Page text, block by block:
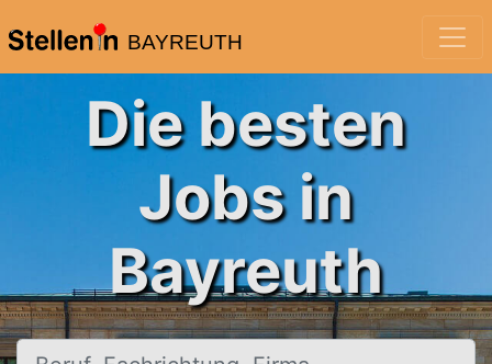
BAYREUTH
Die besten
Jobs in
Bayreuth
Beruf, Fachrichtung, Firma